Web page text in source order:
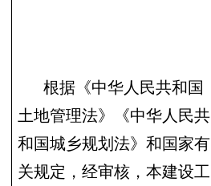
根据《中华人民共和国
土地管理法》《中华人民共
和国城乡规划法》和国家有
关规定，经审核，本建设工